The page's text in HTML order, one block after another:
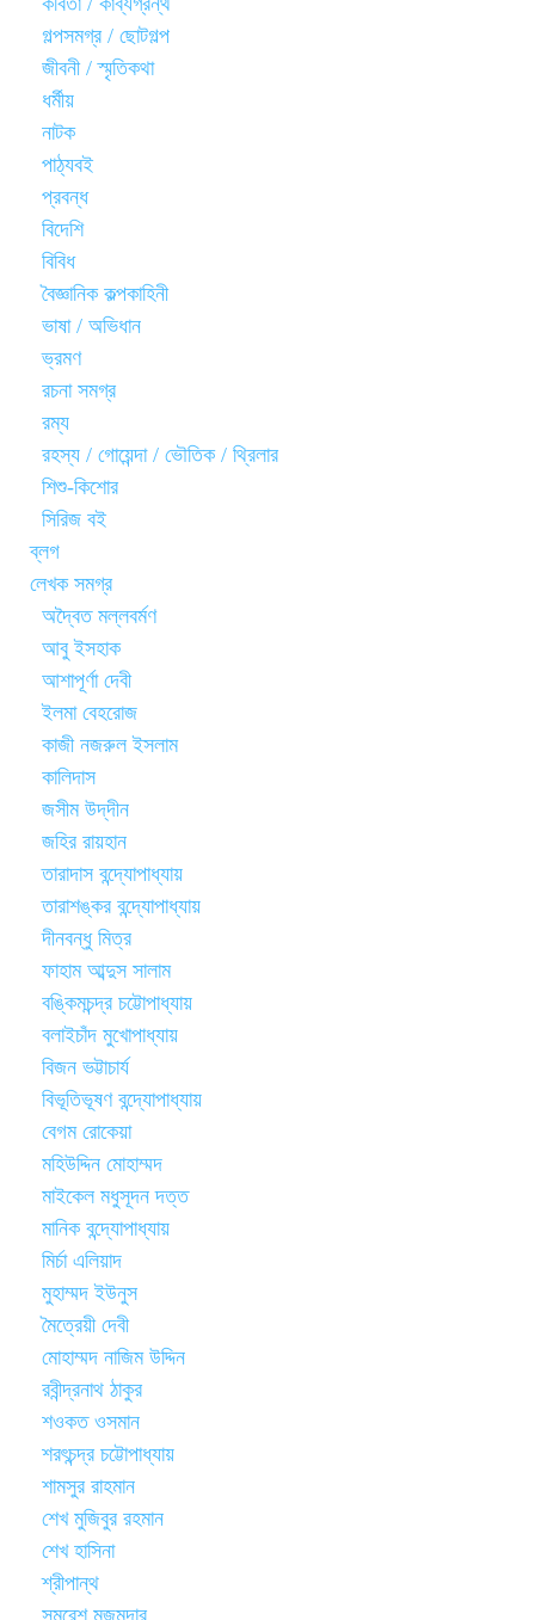
গল্পসমগ্র / ছোটগল্প
জীবনী / স্মৃতিকথা
ধর্মীয়
নাটক
পাঠ্যবই
প্রবন্ধ
বিদেশি
বিবিধ
বৈজ্ঞানিক কল্পকাহিনী
ভাষা / অভিধান
ভ্রমণ
রচনা সমগ্র
রম্য
রহস্য / গোয়েন্দা / ভৌতিক / থ্রিলার
শিশু-কিশোর
সিরিজ বই
ব্লগ
লেখক সমগ্র
অদ্বৈত মল্লবর্মণ
আবু ইসহাক
আশাপূর্ণা দেবী
ইলমা বেহরোজ
কাজী নজরুল ইসলাম
কালিদাস
জসীম উদ্‌দীন
জহির রায়হান
তারাদাস বন্দ্যোপাধ্যায়
তারাশঙ্কর বন্দ্যোপাধ্যায়
দীনবন্ধু মিত্র
ফাহাম আব্দুস সালাম
বঙ্কিমচন্দ্র চট্টোপাধ্যায়
বলাইচাঁদ মুখোপাধ্যায়
বিজন ভট্টাচার্য
বিভূতিভূষণ বন্দ্যোপাধ্যায়
বেগম রোকেয়া
মহিউদ্দিন মোহাম্মদ
মাইকেল মধুসূদন দত্ত
মানিক বন্দ্যোপাধ্যায়
মির্চা এলিয়াদ
মুহাম্মদ ইউনুস
মৈত্রেয়ী দেবী
মোহাম্মদ নাজিম উদ্দিন
রবীন্দ্রনাথ ঠাকুর
শওকত ওসমান
শরৎচন্দ্র চট্টোপাধ্যায়
শামসুর রাহমান
শেখ মুজিবুর রহমান
শেখ হাসিনা
শ্রীপান্থ
সমরেশ মজুমদার